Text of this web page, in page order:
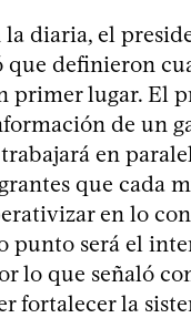
diaria, el
que definieron
primer lugar. El
de un
en
que cada
en lo
punto será el
lo que señaló
fortalecer la